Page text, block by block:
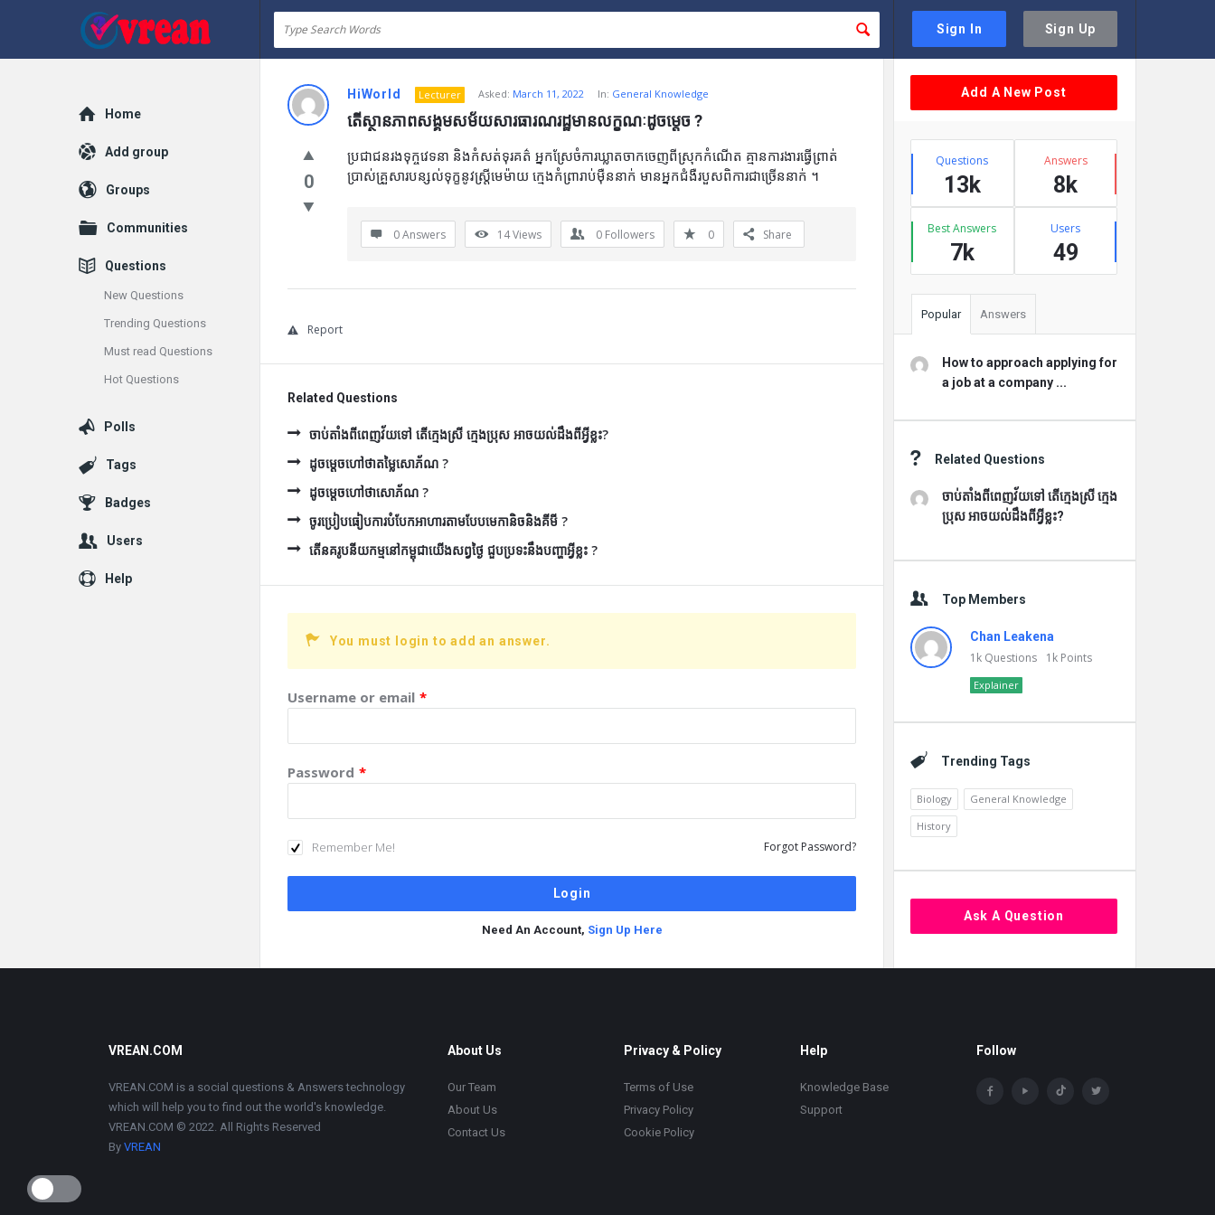
Sign In Sign Up
vrean.com
HiWorld Lecturer Asked: March 11, 2022 In: General Knowledge
តើស្ថានភាពសង្គមសម័យសារធារណរដ្ឋមានលក្ខណៈដូចម្តេច ?
0
ប្រជាជនរងទុក្ចវេទនា និងកំសត់ទុរគត៌ អ្នកស្រែចំការឃ្លាតចាកចេញពីស្រុកកំណើត គ្មានការងារធ្វើព្រាត់
ប្រាស់គ្រួសារបន្សល់ទុក្ខនូវស្រ្តីមេម៉ាយ ក្មេងកំព្រារាប់ម៉ឺននាក់ មានអ្នកជំងឺរបួសពិការជាច្រើននាក់ ។
0 Answers 14Views 0 Followers 0 Share
Report
Related Questions
ចាប់តាំងពីពេញវ័យទៅ តើក្មេងស្រី ក្មេងប្រុស អាចយល់ដឹងពីអ្វីខ្លះ?
ដូចម្ដេចហៅថាតម្លៃសោភ័ណ ?
ដូចម្ដេចហៅថាសោភ័ណ ?
ចូរប្រៀបធៀបការបំបែកអាហារតាមបែបមេកានិចនិងគីមី ?
តើនគរូបនីយកម្មនៅកម្ពុជាយើងសព្វថ្ងៃ ជួបប្រទះនឹងបញ្ហាអ្វីខ្លះ ?
You must login to add an answer.
Username or email *
Password *
Remember Me! Forgot Password?
Need An Account, Sign Up Here
Sidebar
Add A New Post
Stats
Questions
13k
Answers
8k
Best Answers
7k
Users
49
Popular Answers
How to approach applying for
a job at a company ...
Related Questions
ចាប់តាំងពីពេញវ័យទៅ តើក្មេងស្រី ក្មេង
ប្រុស អាចយល់ដឹងពីអ្វីខ្លះ?
Top Members
Chan Leakena
1k Questions 1k Points
Explainer
Trending Tags
Biology
General Knowledge
History
Ask A Question
Explore
Home
Add group
Groups
Communities
Questions
New Questions
Trending Questions
Must read Questions
Hot Questions
Polls
Tags
Badges
Users
Help
Footer
VREAN.COM
VREAN.COM is a social questions & Answers technology
which will help you to find out the world's knowledge.
VREAN.COM © 2022. All Rights Reserved
By VREAN
About Us
Our Team
About Us
Contact Us
Privacy & Policy
Terms of Use
Privacy Policy
Cookie Policy
Help
Knowledge Base
Support
Follow